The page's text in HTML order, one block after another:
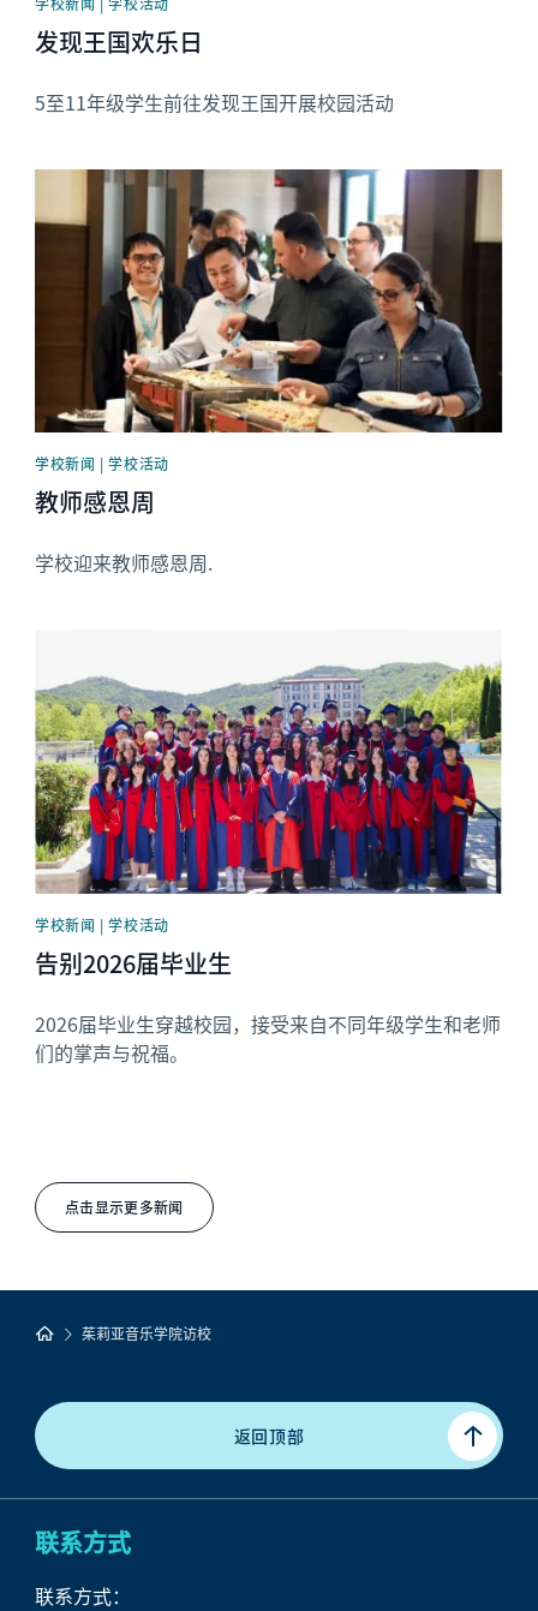
点击显示更多新闻
发现王国欢乐日
5至11年级学生前往发现王国开展校园活动
News image
学校新闻 | 学校活动
教师感恩周
学校迎来教师感恩周.
学校新闻 | 学校活动
告别2026届毕业生
2026届毕业生穿越校园，接受来自不同年级学生和老师
们的掌声与祝福。
茱莉亚音乐学院访校
返回顶部
联系方式
联系方式：